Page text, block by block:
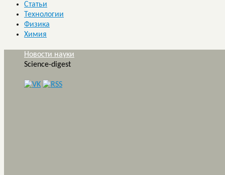
Статьи
Технологии
Физика
Химия
Новости науки
Science-digest